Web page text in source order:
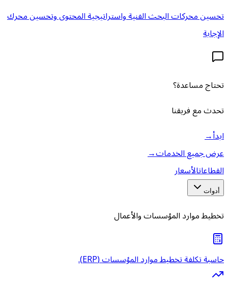
تحسين محركات البحث الفنية واستراتيجية المحتوى وتحسين محرك
الإجابة
تحتاج مساعدة؟
تحدث مع فريقنا
ابدأ→
عرض جميع الخدمات→
القطاعاتالأسعار
أدوات
تخطيط موارد المؤسسات والأعمال
حاسبة تكلفة تخطيط موارد المؤسسات (ERP).